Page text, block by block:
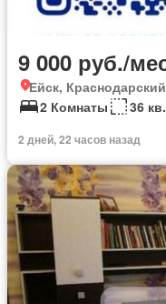
9 000 руб./
Ейск,
2 Комнаты
36
2 дней, 22 часов назад